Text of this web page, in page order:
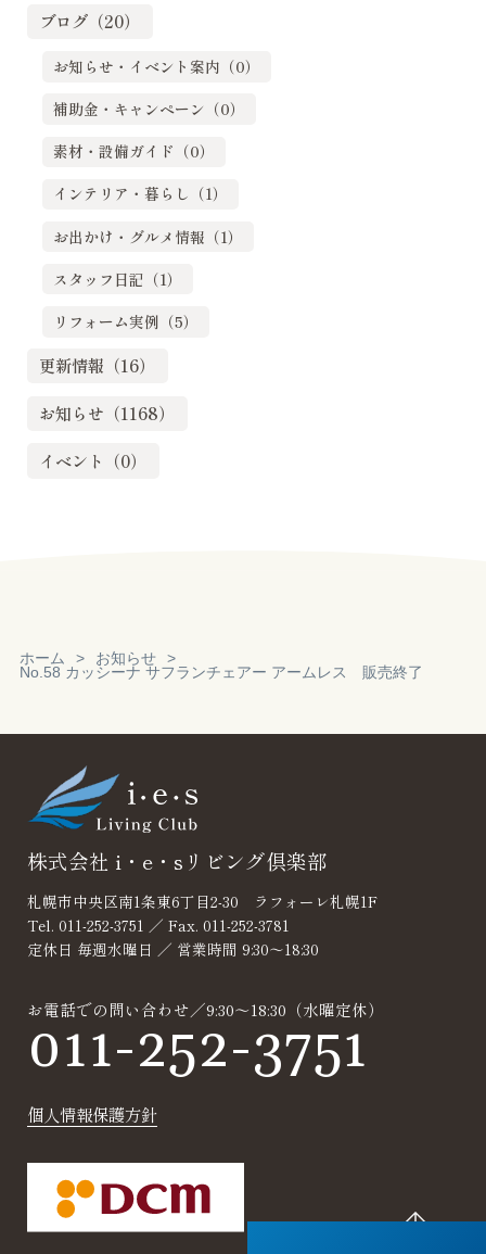
ブログ（20）
お知らせ・イベント案内（0）
補助金・キャンペーン（0）
素材・設備ガイド（0）
インテリア・暮らし（1）
お出かけ・グルメ情報（1）
スタッフ日記（1）
リフォーム実例（5）
更新情報（16）
お知らせ（1168）
イベント（0）
ホーム
お知らせ
No.58 カッシーナ サフランチェアー アームレス 販売終了
Reservation
見積り・無料相
株式会社 i・e・sリビング倶楽部
札幌市中央区南1条東6丁目2-30 ラフォーレ札幌1F
Tel. 011-252-3751 ／ Fax. 011-252-3781
定休日 毎週水曜日 ／ 営業時間 9:30～18:30
お電話での問い合わせ／9:30～18:30（水曜定休）
011-252-3751
個人情報保護方針